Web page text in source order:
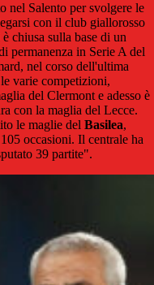
nel Salento per svolgere le
con il club giallorosso
chiusa sulla base di un
permanenza in Serie A del
nel corso dell'ultima
varie competizioni,
del Clermont e adesso è
con la maglia del Lecce.
le maglie del Basilea,
occasioni. Il centrale ha
39 partite".